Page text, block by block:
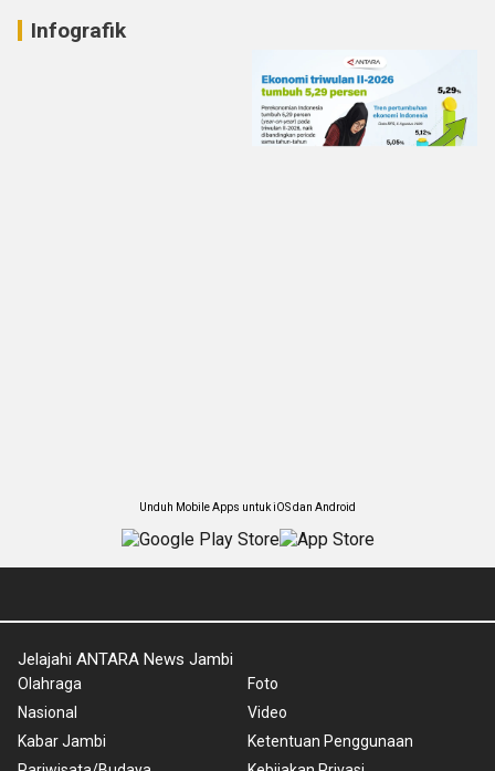
Infografik
Unduh Mobile Apps untuk iOS dan Android
Jelajahi ANTARA News Jambi
Olahraga
Nasional
Kabar Jambi
Foto
Video
Ketentuan Penggunaan